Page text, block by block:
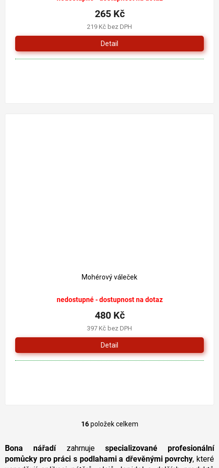
219 Kč bez DPH
265 Kč
Detail
Mohérový váleček
nedostupné - dostupnost na dotaz
397 Kč bez DPH
480 Kč
Detail
O
l
á
d
16položek celkem
Bona nářadízahrnuje specializované profesionální
pomůcky pro práci s podlahami a dřevěnými povrchy, které